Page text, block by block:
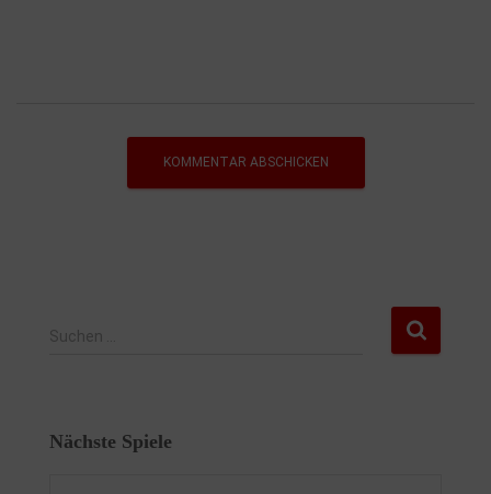
Suchen …
Nächste Spiele